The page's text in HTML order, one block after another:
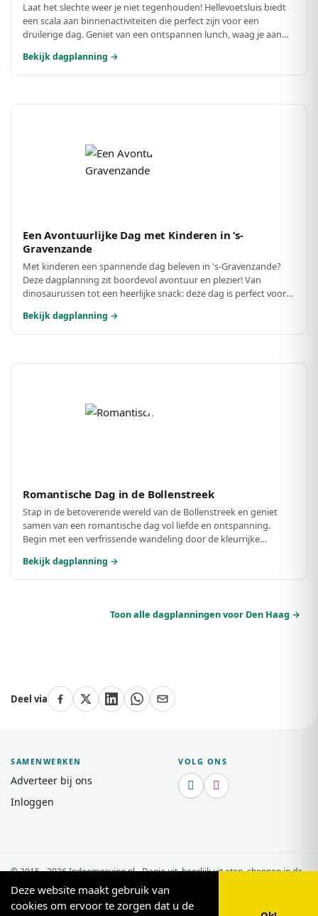
Laat het slechte weer je niet tegenhouden! Hellevoetsluis biedt
een scala aan binnenactiviteiten die perfect zijn voor een
druilerige dag. Geniet van een ontspannen lunch, waag je aan
diner. Ideaal voor een gezellige dag binnenshuis!
Bekijk dagplanning →
Een Avontuurlijke Dag met Kinderen in ‘s-
Gravenzande
Met kinderen een spannende dag beleven in 's-Gravenzande?
Deze dagplanning zit boordevol avontuur en plezier! Van
dinosaurussen tot een heerlijke snack: deze dag is perfect voor
Bekijk dagplanning →
Romantische Dag in de Bollenstreek
Stap in de betoverende wereld van de Bollenstreek en geniet
samen van een romantische dag vol liefde en ontspanning.
Begin met een verfrissende wandeling door de kleurrijke
restaurant. Laat de dag eindigen met een prachtig uitzicht dat
Bekijk dagplanning →
Toon alle dagplanningen voor Den Haag →
Deel via
SAMENWERKEN
Adverteer bij ons
Inloggen
VOLG ONS
 
© 2015 - 2026 Indeomgeving.nl - Dagje uit, heerlijk uit eten, shoppen in de
buurt van uw vakantiepark.
Privacy Policy
Deze website maakt gebruik van
cookies om ervoor te zorgen dat u de